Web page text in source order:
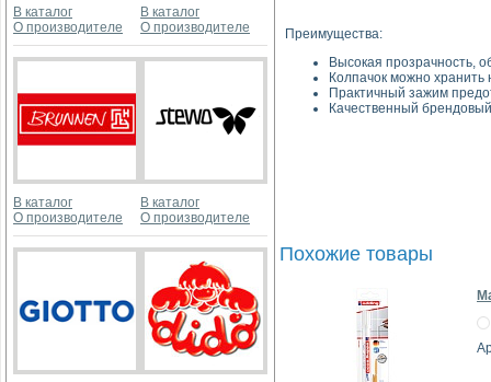
В каталог
О производителе
В каталог
О производителе
В каталог
О производителе
В каталог
О производителе
Преимущества:
Высокая прозрачность,
Колпачок можно хранить
Практичный зажим
Качественный
Похожие товары